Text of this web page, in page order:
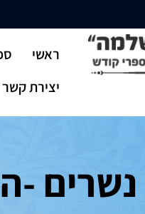
ראשי
יצירת קשר
נשרים